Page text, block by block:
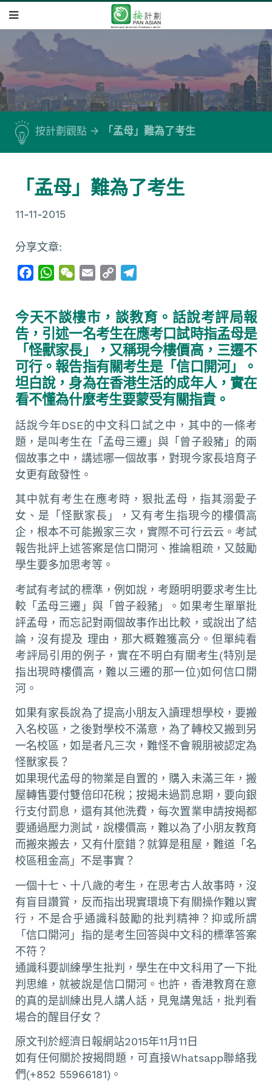
按計劃觀點 「孟母」難為了考生
「孟母」難為了考生
11-11-2015
分享文章:
e
b
o
o
k
W
t
s
A
p
p
W
h
a
t
i
l
y
L
i
n
k
e
g
r
a
m
今天不談樓市，談教育。話說考評局報
告，引述一名考生在應考口試時指孟母是
「怪獸家長」，又稱現今樓價高，三遷不
可行。報告指有關考生是「信口開河」。
坦白說，身為在香港生活的成年人，實在
看不懂為什麼考生要蒙受有關指責。
話說今年DSE的中文科口試之中，其中的一條考
題，是叫考生在「孟母三遷」與「曾子殺豬」的兩
個故事之中，講述哪一個故事，對現今家長培育子
女更有啟發性。
其中就有考生在應考時，狠批孟母，指其溺愛子
女、是「怪獸家長」，又有考生指現今的樓價高
企，根本不可能搬家三次，實際不可行云云。考試
報告批評上述答案是信口開河、推論粗疏，又鼓勵
學生要多加思考等。
考試有考試的標準，例如說，考題明明要求考生比
較「孟母三遷」與「曾子殺豬」。如果考生單單批
評孟母，而忘記對兩個故事作出比較，或說出了結
論，沒有提及 理由，那大概難獲高分。但單純看
考評局引用的例子，實在不明白有關考生(特別是
指出現時樓價高，難以三遷的那一位)如何信口開
河。
如果有家長說為了提高小朋友入讀理想學校，要搬
入名校區，之後對學校不滿意，為了轉校又搬到另
一名校區，如是者凡三次，難怪不會親朋被認定為
怪獸家長？
如果現代孟母的物業是自置的，購入未滿三年，搬
屋轉售要付雙倍印花稅；按揭未過罰息期，要向銀
行支付罰息，還有其他洗費，每次置業申請按揭都
要通過壓力測試，說樓價高，難以為了小朋友教育
而搬來搬去，又有什麼錯？就算是租屋，難道「名
校區租金高」不是事實？
一個十七、十八歲的考生，在思考古人故事時，沒
有盲目讚賞，反而指出現實環境下有關操作難以實
行，不是合乎通識科鼓勵的批判精神？抑或所謂
「信口開河」指的是考生回答與中文科的標準答案
不符？
通識科要訓練學生批判，學生在中文科用了一下批
判思維，就被說是信口開河。也許，香港教育在意
的真的是訓練出見人講人話，見鬼講鬼話，批判看
場合的醒目仔女？
原文刊於經濟日報網站2015年11月11日
如有任何關於按揭問題，可直接Whatsapp聯絡我
們(+852 55966181)。